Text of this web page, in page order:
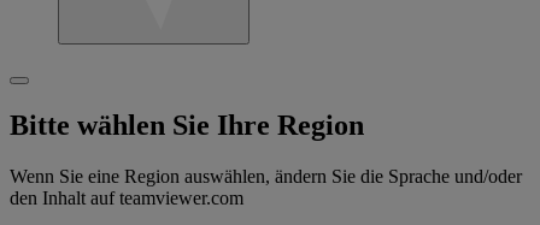
Bitte wählen Sie Ihre Region
Wenn Sie eine Region auswählen, ändern Sie die Sprache und/oder
den Inhalt auf teamviewer.com